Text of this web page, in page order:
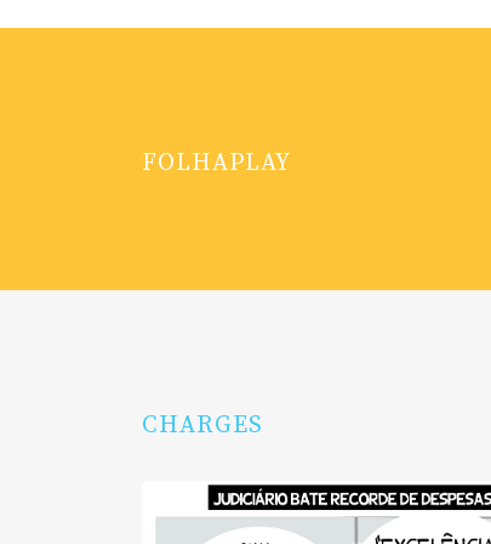
FOLHAPLAY
CHARGES